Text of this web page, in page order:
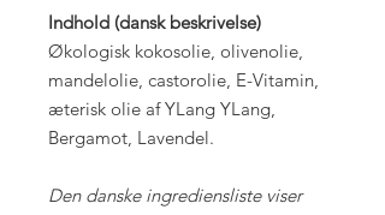
Indhold (dansk beskrivelse)
Økologisk kokosolie, olivenolie,
mandelolie, castorolie, E-Vitamin,
æterisk olie af YLang YLang,
Bergamot, Lavendel.
Den danske ingrediensliste viser